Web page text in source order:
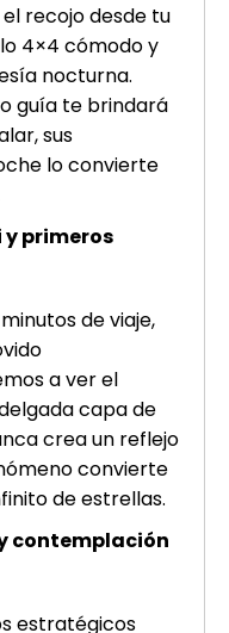
recojo desde tu
4×4 cómodo y
nocturna.
guía te brindará
sus
lo convierte
y primeros
de viaje,
a ver el
capa de
crea un reflejo
convierte
de estrellas.
contemplación
estratégicos